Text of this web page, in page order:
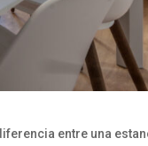
entre una